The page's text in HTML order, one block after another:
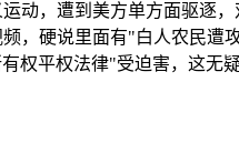
动，遭到美方单方面驱逐
，硬说里面有"白人农民
平权法律"受迫害，这无